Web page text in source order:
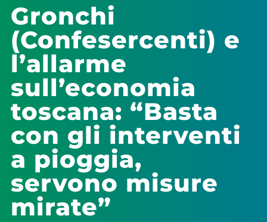
Gronchi
(Confesercenti) e
l’allarme
sull’economia
toscana: “Basta
con gli interventi
a pioggia,
servono misure
mirate”